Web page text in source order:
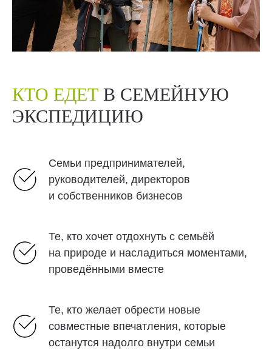
КТО ЕДЕТ В СЕМЕЙНУЮ
ЭКСПЕДИЦИЮ
Семьи предпринимателей,
руководителей, директоров
и собственников бизнесов
Те, кто хочет отдохнуть с семьёй
на природе и насладиться моментами,
проведёнными вместе
Те, кто желает обрести новые
совместные впечатления, которые
останутся надолго внутри семьи